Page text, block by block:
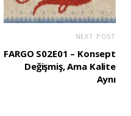
NEXT POST
FARGO S02E01 – Konsept
Değişmiş, Ama Kalite
Aynı